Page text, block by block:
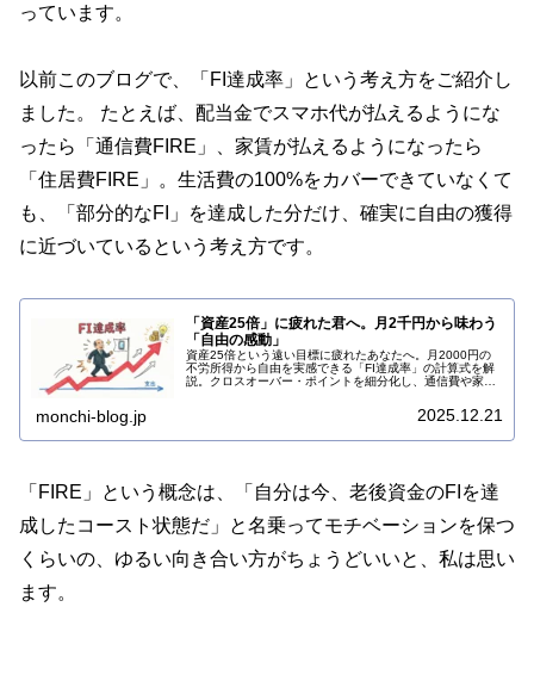
っています。
以前このブログで、「FI達成率」という考え方をご紹介し
ました。 たとえば、配当金でスマホ代が払えるようにな
ったら「通信費FIRE」、家賃が払えるようになったら
「住居費FIRE」。生活費の100%をカバーできていなくて
も、「部分的なFI」を達成した分だけ、確実に自由の獲得
に近づいているという考え方です。
「資産25倍」に疲れた君へ。月2千円から味わう
「自由の感動」
資産25倍という遠い目標に疲れたあなたへ。月2000円の
不労所得から自由を実感できる「FI達成率」の計算式を解
説。クロスオーバー・ポイントを細分化し、通信費や家賃
monchi-blog.jp 2025.12.21
「FIRE」という概念は、「自分は今、老後資金のFIを達
成したコースト状態だ」と名乗ってモチベーションを保つ
くらいの、ゆるい向き合い方がちょうどいいと、私は思い
ます。